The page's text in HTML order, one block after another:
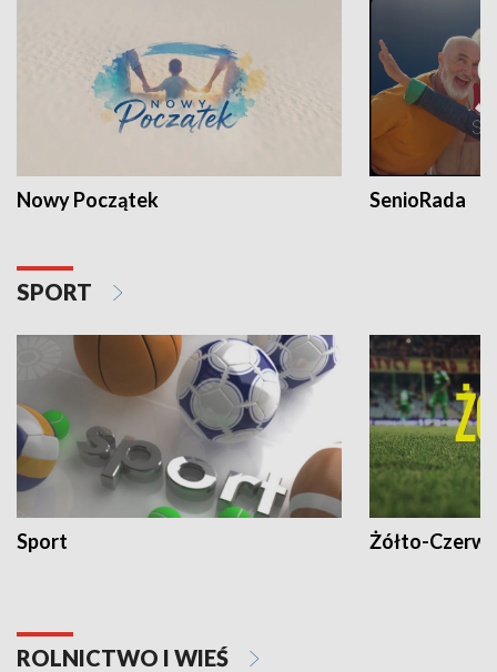
Nowy Początek SenioRada
SPORT
Sport Żółto-
ROLNICTWO I WIEŚ